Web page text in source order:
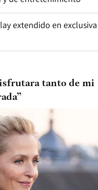
extendido en exclusiva
tanto de mi